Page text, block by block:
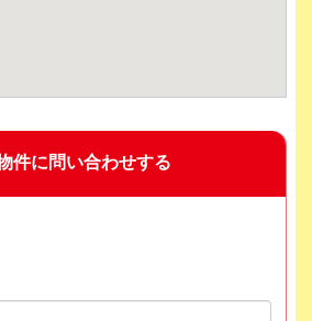
件に問い合わせする